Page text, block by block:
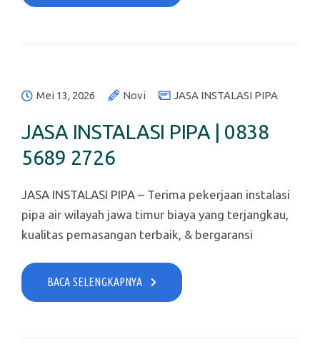
Mei 13, 2026 Novi JASA INSTALASI PIPA
JASA INSTALASI PIPA | 0838
5689 2726
JASA INSTALASI PIPA – Terima pekerjaan instalasi
pipa air wilayah jawa timur biaya yang terjangkau,
kualitas pemasangan terbaik, & bergaransi
BACA SELENGKAPNYA